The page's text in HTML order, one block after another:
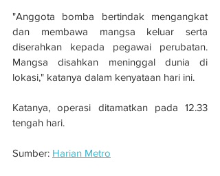
"Anggota bomba bertindak mengangkat
dan membawa mangsa keluar serta
diserahkan kepada pegawai perubatan.
Mangsa disahkan meninggal dunia di
lokasi," katanya dalam kenyataan hari ini.
Katanya, operasi ditamatkan pada 12.33
tengah hari.
Sumber: Harian Metro